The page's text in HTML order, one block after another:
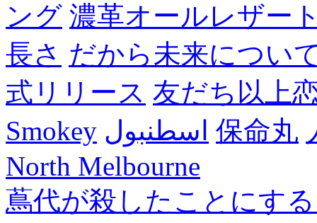
ング 濃革オールレザー
長さ だから未来につい
式リリース 友だち以上
Smokey اسطنبول 保命丸
North Melbourne
蔦代が殺したことにす